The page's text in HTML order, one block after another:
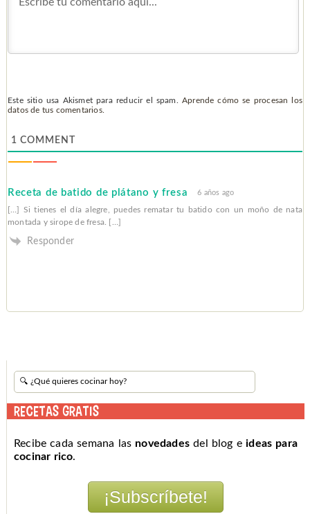
Este sitio usa Akismet para reducir el spam. Aprende cómo se procesan los
datos de tus comentarios.
1 COMMENT
Receta de batido de plátano y fresa 6 años ago
[…] Si tienes el día alegre, puedes rematar tu batido con un moño de nata
montada y sirope de fresa. […]
Responder
RECETAS GRATIS
Recibe cada semana las novedades del blog eideas para
cocinar rico.